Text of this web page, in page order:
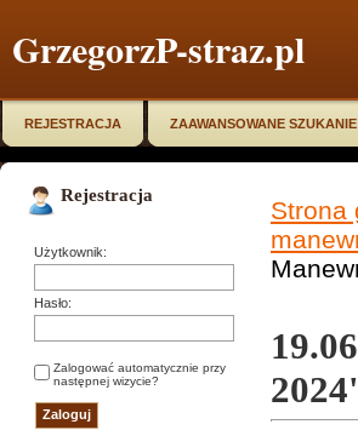
GrzegorzP-straz.pl
REJESTRACJA ZAAWANSOWANE SZUKANIE
Rejestracja
Użytkownik:
Hasło:
Zalogować automatycznie przy
następnej wizycie?
Strona